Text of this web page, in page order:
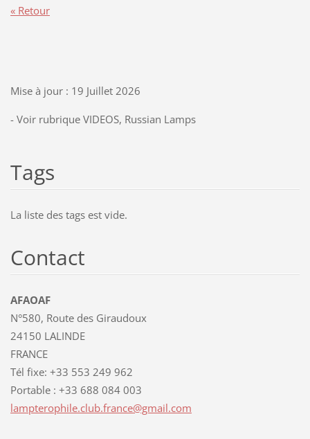
« Retour
Mise à jour : 19 Juillet 2026
- Voir rubrique VIDEOS, Russian Lamps
Tags
La liste des tags est vide.
Contact
AFAOAF
N°580, Route des Giraudoux
24150 LALINDE
FRANCE
Tél fixe: +33 553 249 962
Portable : +33 688 084 003
lampterophile.club.france@gmail.com